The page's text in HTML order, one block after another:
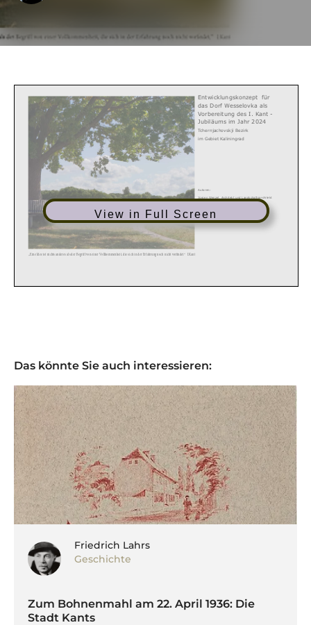
View in Full Screen
Das könnte Sie auch interessieren:
Friedrich Lahrs
Geschichte
Zum Bohnenmahl am 22. April 1936: Die
Stadt Kants